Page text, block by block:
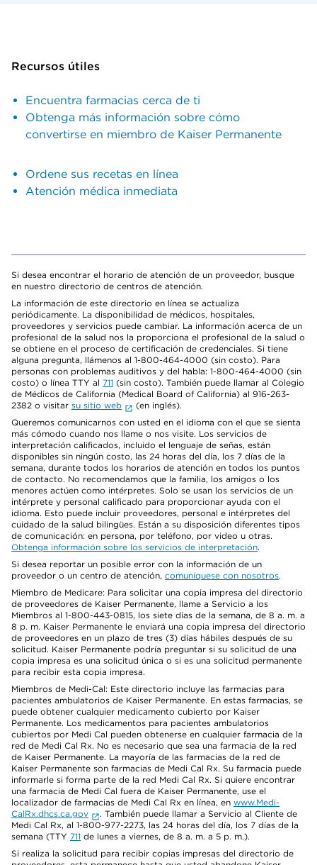
Recursos útiles
Encuentra farmacias cerca de ti
Obtenga más información sobre cómo
convertirse en miembro de Kaiser Permanente
Ordene sus recetas en línea
Atención médica inmediata
Si desea encontrar el horario de atención de un proveedor, busque
en nuestro directorio de centros de atención.
La información de este directorio en línea se actualiza
periódicamente. La disponibilidad de médicos, hospitales,
proveedores y servicios puede cambiar. La información acerca de un
profesional de la salud nos la proporciona el profesional de la salud o
se obtiene en el proceso de certificación de credenciales. Si tiene
alguna pregunta, llámenos al 1-800-464-4000 (sin costo). Para
personas con problemas auditivos y del habla: 1-800-464-4000 (sin
costo) o línea TTY al 711 (sin costo). También puede llamar al Colegio
de Médicos de California (Medical Board of California) al 916-263-
2382 o visitar su sitio web
(en inglés).
Queremos comunicarnos con usted en el idioma con el que se sienta
más cómodo cuando nos llame o nos visite. Los servicios de
interpretación calificados, incluido el lenguaje de señas, están
disponibles sin ningún costo, las 24 horas del día, los 7 días de la
semana, durante todos los horarios de atención en todos los puntos
de contacto. No recomendamos que la familia, los amigos o los
menores actúen como intérpretes. Solo se usan los servicios de un
intérprete y personal calificado para proporcionar ayuda con el
idioma. Esto puede incluir proveedores, personal e intérpretes del
cuidado de la salud bilingües. Están a su disposición diferentes tipos
de comunicación: en persona, por teléfono, por video u otras.
Obtenga información sobre los servicios de interpretación.
Si desea reportar un posible error con la información de un
proveedor o un centro de atención, comuníquese con nosotros.
Miembro de Medicare: Para solicitar una copia impresa del directorio
de proveedores de Kaiser Permanente, llame a Servicio a los
Miembros al 1-800-443-0815, los siete días de la semana, de 8 a. m. a
8 p. m. Kaiser Permanente le enviará una copia impresa del directorio
de proveedores en un plazo de tres (3) días hábiles después de su
solicitud. Kaiser Permanente podría preguntar si su solicitud de una
copia impresa es una solicitud única o si es una solicitud permanente
para recibir esta copia impresa.
Miembros de Medi-Cal: Este directorio incluye las farmacias para
pacientes ambulatorios de Kaiser Permanente. En estas farmacias, se
puede obtener cualquier medicamento cubierto por Kaiser
Permanente. Los medicamentos para pacientes ambulatorios
cubiertos por Medi Cal pueden obtenerse en cualquier farmacia de la
red de Medi Cal Rx. No es necesario que sea una farmacia de la red
de Kaiser Permanente. La mayoría de las farmacias de la red de
Kaiser Permanente son farmacias de Medi Cal Rx. Su farmacia puede
informarle si forma parte de la red Medi Cal Rx. Si quiere encontrar
una farmacia de Medi Cal fuera de Kaiser Permanente, use el
localizador de farmacias de Medi Cal Rx en línea, en www.Medi-
CalRx.dhcs.ca.gov
. También puede llamar a Servicio al Cliente de
Medi Cal Rx, al 1-800-977-2273, las 24 horas del día, los 7 días de la
semana (TTY 711 de lunes a viernes, de 8 a. m. a 5 p. m.).
Si realiza la solicitud para recibir copias impresas del directorio de